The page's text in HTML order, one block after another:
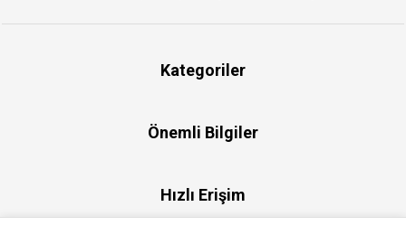
Kategoriler
Önemli Bilgiler
Hızlı Erişim